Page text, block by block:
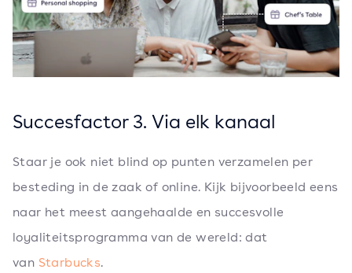
Succesfactor 3. Via elk kanaal
Staar je ook niet blind op punten verzamelen per
besteding in de zaak of online. Kijk bijvoorbeeld eens
naar het meest aangehaalde en succesvolle
loyaliteitsprogramma van de wereld: dat
van Starbucks.